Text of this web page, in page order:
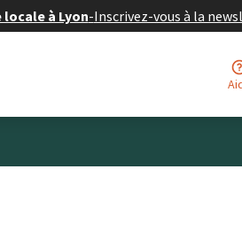
à Lyon-Inscrivez-vous à la